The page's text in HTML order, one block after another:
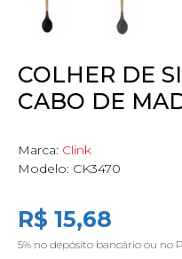
COLHER DE
CABO DE
Marca: Clink
Modelo: CK3470
R$ 15,68
5% no depósito bancário ou no